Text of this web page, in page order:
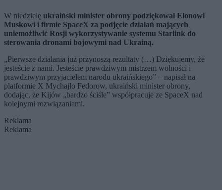
W niedzielę ukraiński minister obrony podziękował Elonowi
Muskowi i firmie SpaceX za podjęcie działań mających
uniemożliwić Rosji wykorzystywanie systemu Starlink do
sterowania dronami bojowymi nad Ukrainą.
„Pierwsze działania już przynoszą rezultaty (…) Dziękujemy, że
jesteście z nami. Jesteście prawdziwym mistrzem wolności i
prawdziwym przyjacielem narodu ukraińskiego” – napisał na
platformie X Mychajło Fedorow, ukraiński minister obrony,
dodając, że Kijów „bardzo ściśle” współpracuje ze SpaceX nad
kolejnymi rozwiązaniami.
Reklama
Reklama